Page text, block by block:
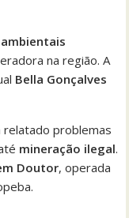
na região. A
Bella Gonçalves
problemas
mineração ilegal.
Doutor, operada